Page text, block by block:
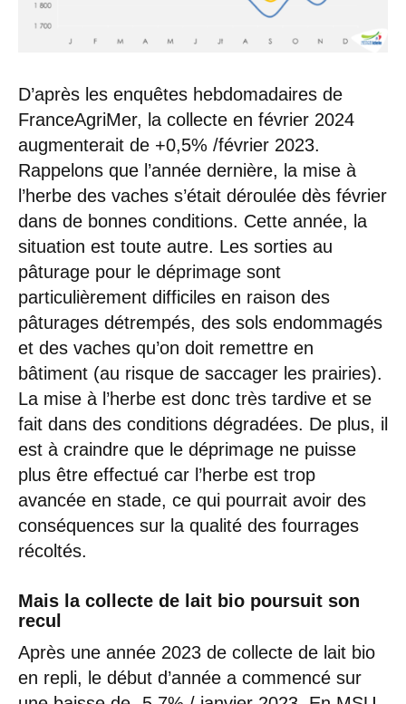
D’après les enquêtes hebdomadaires de
FranceAgriMer, la collecte en février 2024
augmenterait de +0,5% /février 2023.
Rappelons que l’année dernière, la mise à
l’herbe des vaches s’était déroulée dès février
dans de bonnes conditions. Cette année, la
situation est toute autre. Les sorties au
pâturage pour le déprimage sont
particulièrement difficiles en raison des
pâturages détrempés, des sols endommagés
et des vaches qu’on doit remettre en
bâtiment (au risque de saccager les prairies).
La mise à l’herbe est donc très tardive et se
fait dans des conditions dégradées. De plus, il
est à craindre que le déprimage ne puisse
plus être effectué car l’herbe est trop
avancée en stade, ce qui pourrait avoir des
conséquences sur la qualité des fourrages
récoltés.
Mais la collecte de lait bio poursuit son
recul
Après une année 2023 de collecte de lait bio
en repli, le début d’année a commencé sur